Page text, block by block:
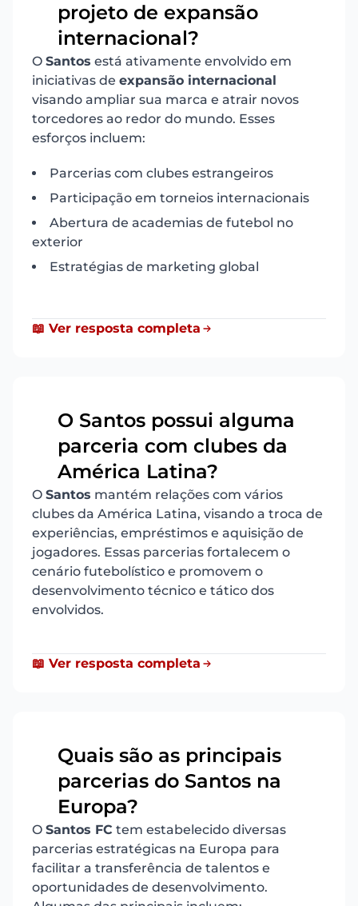
projeto de expansão
internacional?
O Santos está ativamente envolvido em
iniciativas de expansão internacional
visando ampliar sua marca e atrair novos
torcedores ao redor do mundo. Esses
esforços incluem:
Parcerias com clubes estrangeiros
Participação em torneios internacionais
Abertura de academias de futebol no
exterior
Estratégias de marketing global
📖 Ver resposta completa
O Santos possui alguma
parceria com clubes da
América Latina?
O Santos mantém relações com vários
clubes da América Latina, visando a troca de
experiências, empréstimos e aquisição de
jogadores. Essas parcerias fortalecem o
cenário futebolístico e promovem o
desenvolvimento técnico e tático dos
envolvidos.
📖 Ver resposta completa
Quais são as principais
parcerias do Santos na
Europa?
O Santos FC tem estabelecido diversas
parcerias estratégicas na Europa para
facilitar a transferência de talentos e
oportunidades de desenvolvimento.